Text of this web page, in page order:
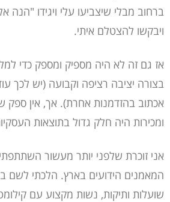
ברחוב מבלי שיצביעו עלי ויגידו
ויבקשו להצטלם איתי.
אז גם זה לא היה מספיק ומספק כדי
בצורה יציבה רציפה וקבועה (יש לכך
אכתוב בהזדמנות אחרת). אך, אין ספק
ומכירות היה חלק גדול בתוצאות
אני זוכרת שלפני יותר מעשור
המאמנים הידועים בארץ. הלכתי לשם
שועלות ותיקות, נשות מקצוע עם